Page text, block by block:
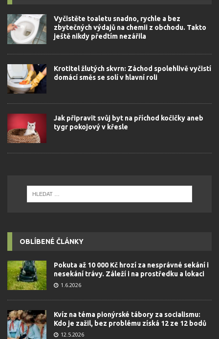
Vyčistěte toaletu snadno, rychle a bez
zbytečných výdajů na chemii z obchodu. Takto
ještě nikdy předtím nezářila
Krotitel žlutých skvrn: Záchod spolehlivě vyčistí
domácí směs se solí v hlavní roli
Jak připravit svůj byt na příchod kočičky aneb
tygr pokojový v křesle
OBLÍBENÉ ČLÁNKY
Pokuta až 10 000 Kč hrozí za nesprávné sekání i
nesekání trávy. Záleží i na prostředku a lokaci
1.6.2026
Kvíz na téma pionýrské tábory za socialismu:
Kdo je zažil, bez problému získá 12 ze 12 bodů
12.5.2026